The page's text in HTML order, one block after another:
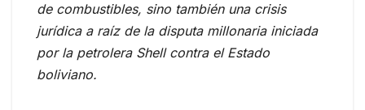
de combustibles, sino también una crisis
jurídica a raíz de la disputa millonaria iniciada
por la petrolera Shell contra el Estado
boliviano.